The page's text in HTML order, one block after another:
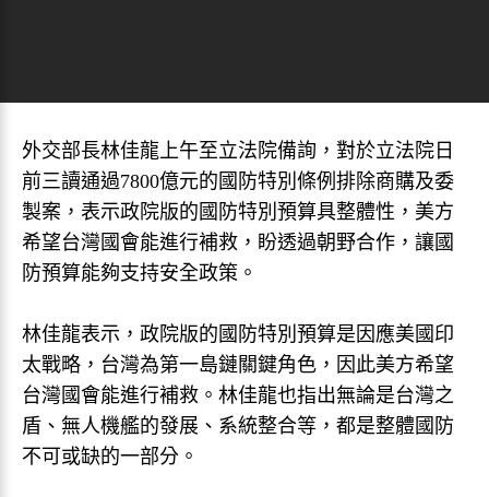
外交部長林佳龍上午至立法院備詢，對於立法院日
前三讀通過7800億元的國防特別條例排除商購及委
製案，表示政院版的國防特別預算具整體性，美方
希望台灣國會能進行補救，盼透過朝野合作，讓國
防預算能夠支持安全政策。
林佳龍表示，政院版的國防特別預算是因應美國印
太戰略，台灣為第一島鏈關鍵角色，因此美方希望
台灣國會能進行補救。林佳龍也指出無論是台灣之
盾、無人機艦的發展、系統整合等，都是整體國防
不可或缺的一部分。